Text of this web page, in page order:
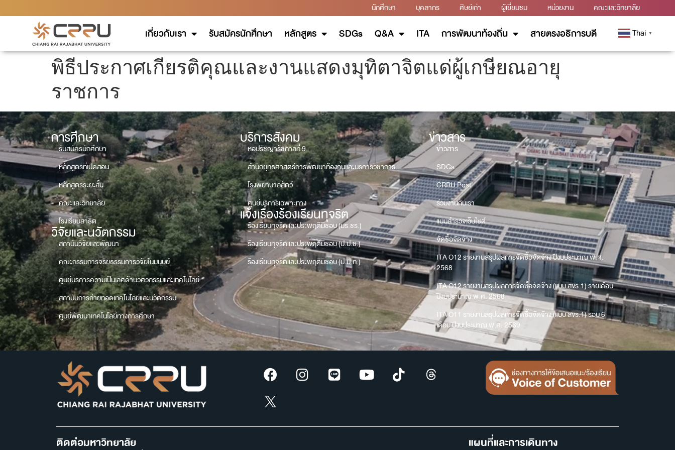
นักศึกษา บุคลากร ศิษย์เก่า ผู้เยี่ยมชม หน่วยงาน คณะและวิทยาลัย
เกี่ยวกับเรา รับสมัครนักศึกษา หลักสูตร SDGs Q&A ITA การพัฒนาท้องถิ่น สายตรงอธิการบดี Thai ▼
พิธีประกาศเกียรติคุณและงานแสดงมุทิตาจิตแด่ผู้เกษียณอายุ
ราชการ
การศึกษา
รับสมัครนักศึกษา
หลักสูตรที่เปิดสอน
หลักสูตรระยะสั้น
คณะและวิทยาลัย
โรงเรียนสาธิต
วิจัยและนวัตกรรม
สถาบันวิจัยและพัฒนา
คณะกรรมการจริยธรรมการวิจัยในมนุษย์
ศูนย์บริการความเป็นเลิศด้านวิศวกรรมและเทคโนโลยี
สถาบันการถ่ายทอดเทคโนโลยีและนวัตกรรม
ศูนย์พัฒนาเทคโนโลยีทางการศึกษา
บริการสังคม
หอปรัชญารัชกาลที่ 9
สำนักยุทธศาสตร์การพัฒนาท้องถิ่นและบริการวิชาการ
โรงพยาบาลสัตว์
ศูนย์บริการเฉพาะทาง
แจ้งเรื่องร้องเรียนทุจริต
ร้องเรียนทุจริตและประพฤติมิชอบ (มร.ชร.)
ร้องเรียนทุจริตและประพฤติมิชอบ (ป.ป.ช.)
ร้องเรียนทุจริตและประพฤติมิชอบ (ป.ป.ท.)
ข่าวสาร
ข่าวสาร
SDGs
CRRU Post
ร่วมงานกับเรา
แบบสำรวจเว็บไซต์
จัดซื้อจัดจ้าง
ITA O12 รายงานสรุปผลการจัดซื้อจัดจ้าง ปีงบประมาณ พ.ศ.
2568
ITA O12 รายงานสรุปผลการจัดซื้อจัดจ้าง (แบบ สขร.1) รายเดือน
ปีงบประมาณ พ.ศ. 2568
ITA O11 รายงานสรุปผลการจัดซื้อจัดจ้าง (แบบ สขร.1) รอบ 6
เดือน ปีงบประมาณ พ.ศ. 2569
ติดต่อมหาวิทยาลัย แผนที่และการเดินทาง